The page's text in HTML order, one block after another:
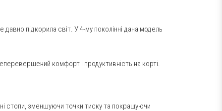
підкорила світ. У 4-му поколінні дана модель
комфорт і продуктивність на корті.
стопи, зменшуючи точки тиску та покращуючи